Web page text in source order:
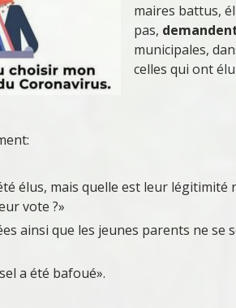
maires battus,
pas,
municipales,
celles qui ont
élus, mais quelle est leur
vote ?»
ainsi que les jeunes parents ne se
a été bafoué».